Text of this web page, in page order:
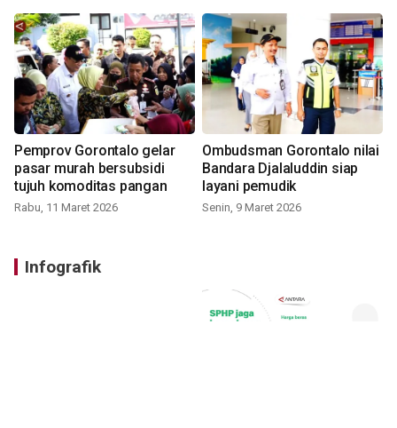
Pemprov Gorontalo gelar
pasar murah bersubsidi
tujuh komoditas pangan
Rabu, 11 Maret 2026
Ombudsman Gorontalo nilai
Bandara Djalaluddin siap
layani pemudik
Senin, 9 Maret 2026
Infografik